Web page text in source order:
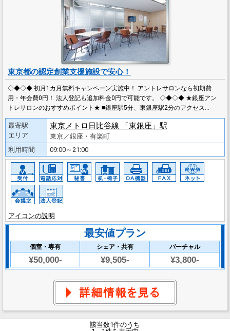
東京都の認定創業支援施設で安心！
◇◆◇◆ 初月1カ月無料キャンペーン実施中！ アントレサロンなら初期費
用・年会費0円！ 法人登記も追加料金0円で可能です。 ◇◆◇◆ ★銀座アン
トレサロンのおすすめポイント★ ■銀座駅5分、東銀座駅2分のアクセス…
最寄駅
エリア
東京メトロ日比谷線 「東銀座」駅
東京／銀座・有楽町
利用時間
09:00～21:00
アイコンの説明
最安値プラン
個室・専有 シェア・共有 バーチャル
¥50,000- ¥9,505- ¥3,800-
該当数1件のうち